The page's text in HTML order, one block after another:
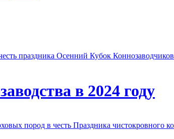
праздника Осенний Кубок
в 2024 году
пород в честь Праздника чистокровного